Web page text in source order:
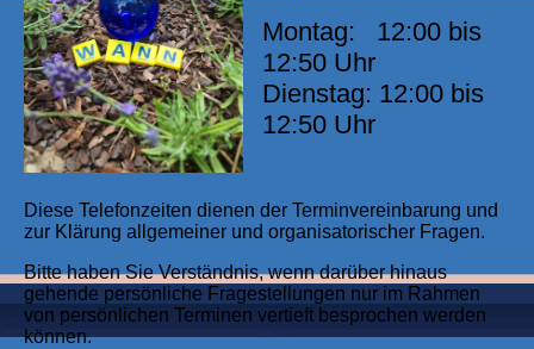
Montag: 12:00 bis
12:50 Uhr
Dienstag: 12:00 bis
12:50 Uhr
Diese Telefonzeiten dienen der Terminvereinbarung und
zur Klärung allgemeiner und organisatorischer Fragen.
Bitte haben Sie Verständnis, wenn darüber hinaus
gehende persönliche Fragestellungen nur im Rahmen
von persönlichen Terminen vertieft besprochen werden
können.